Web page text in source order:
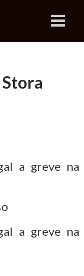
a greve na
a greve na